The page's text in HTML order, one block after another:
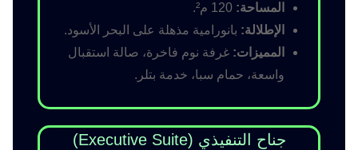
المساحة:
الإطلالة: بانورامية مذهلة على البحر الأسود.
المميزات: غرفة نوم فاخرة، صالة استقبال
واسعة، حمام سبا، خدمة بتلر.
جناح التنفيذي (Executive Suite)